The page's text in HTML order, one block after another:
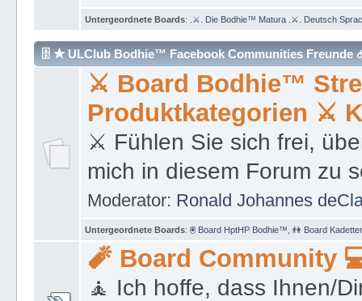
Untergeordnete Boards: .⚔. Die Bodhie™ Matura .⚔. Deutsch
🗄 ★ ULClub Bodhie™ Facebook Communities Freunde
⚔ Board Bodhie™
Produktkategorien ⚔
⚔ Fühlen Sie sich frei,
mich in diesem Forum zu
Moderator: Ronald Johannes
Untergeordnete Boards: 🖲 Board HptHP Bodhie™ 👫 Board
🧨 Board Community
🧘 Ich hoffe, dass Ihnen/